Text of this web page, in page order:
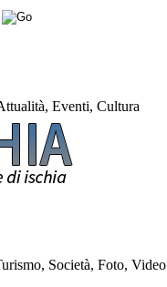
Eventi, Cultura
Società, Foto, Video